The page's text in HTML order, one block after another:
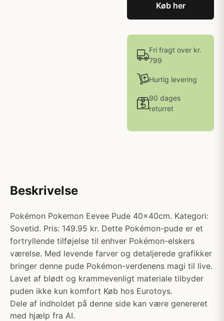
Køb her
Fri fragt over kr.
799
Hurtig levering
90 dages
returret
Beskrivelse
Pokémon Pokemon Eevee Pude 40x40cm. Kategori:
Sovetid. Pris: 149.95 kr. Dette Pokémon-pude er et
fortryllende tilføjelse til enhver Pokémon-elskers
værelse. Med levende farver og detaljerede grafikker
bringer denne pude Pokémon-verdenens magi til live.
Lavet af blødt og krammevenligt materiale tilbyder
puden ikke kun komfort Køb hos Eurotoys.
Dele af indholdet på denne side kan være genereret
med hjælp fra AI.